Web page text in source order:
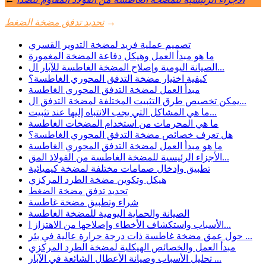
تحديد تدفق مضخة الضغط →
تصميم عملية فريد لمضخة التدوير القسري
ما هو مبدأ العمل وهيكل دفاعة المضخة المغمورة
الصيانة اليومية وإصلاح المضخة الغاطسة للآبار ال...
كيفية اختيار مضخة التدفق المحوري الغاطسة؟
مبدأ العمل لمضخة التدفق المحوري الغاطسة
يمكن تخصيص طرق التثبيت المختلفة لمضخة التدفق ال...
ما هي المشاكل التي يجب الانتباه إليها عند تثبيت...
ما هي المحرمات من استخدام المضخات الغاطسة
هل تعرف خصائص مضخة التدفق المحوري الغاطسة؟
ما هو مبدأ العمل لمضخة التدفق المحوري الغاطسة
الأجزاء الرئيسية للمضخة الغاطسة من الفولاذ المق...
تطبيق وإدخال صمامات مختلفة لمضخة كيميائية
هيكل وتكوين مضخة الطرد المركزي
تحديد تدفق مضخة الضغط
شراء وتطبيق مضخة غاطسة
الصيانة والحماية اليومية للمضخة الغاطسة
الأسباب واستكشاف الأخطاء وإصلاحها من الاهتزاز ا...
حول عمق مضخة غاطسة ذات درجة حرارة عالية في بئر ...
مبدأ العمل والخصائص الهيكلية لمضخة الطرد المركزي
تحليل الأسباب وصيانة الأعطال الشائعة في الآبار ...